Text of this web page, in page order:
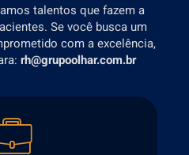
talentos que fazem a
Se você busca um
com a excelência,
rh@grupoolhar.com.br